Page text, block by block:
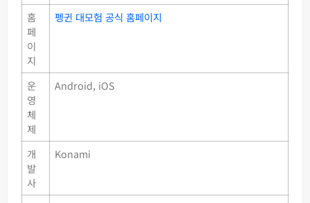
홈
페
이
지
펭귄 대모험 공식 홈페이지
운
영
체
제
Android, iOS
개
발
사
Konami